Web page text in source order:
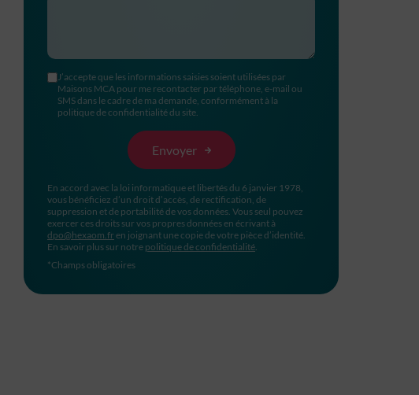
J’accepte que les informations saisies soient utilisées par
Maisons MCA pour me recontacter par téléphone, e-mail ou
SMS dans le cadre de ma demande, conformément à la
politique de confidentialité du site.
En accord avec la loi informatique et libertés du 6 janvier 1978,
vous bénéficiez d’un droit d’accès, de rectification, de
suppression et de portabilité de vos données. Vous seul pouvez
exercer ces droits sur vos propres données en écrivant à
dpo@hexaom.fr en joignant une copie de votre pièce d’identité.
En savoir plus sur notre politique de confidentialité.
*Champs obligatoires